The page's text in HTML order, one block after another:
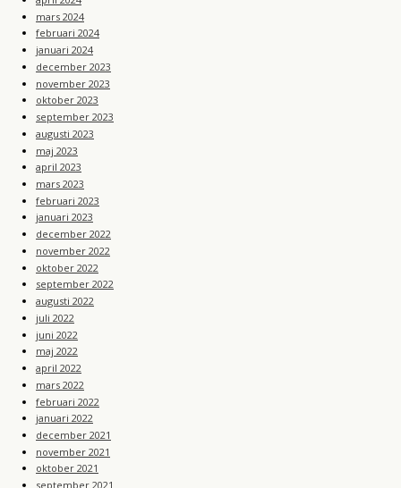
mars 2024
februari 2024
januari 2024
december 2023
november 2023
oktober 2023
september 2023
augusti 2023
maj 2023
april 2023
mars 2023
februari 2023
januari 2023
december 2022
november 2022
oktober 2022
september 2022
augusti 2022
juli 2022
juni 2022
maj 2022
april 2022
mars 2022
februari 2022
januari 2022
december 2021
november 2021
oktober 2021
september 2021